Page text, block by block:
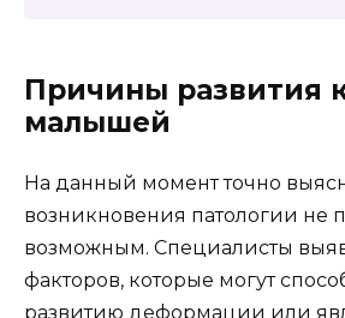
Причины развития
малышей
На данный момент точно
возникновения патологии не
возможным. Специалисты
факторов, которые могут
развитию деформации или